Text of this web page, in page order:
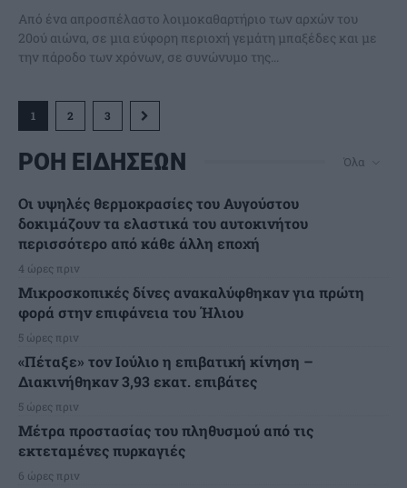
Από ένα απροσπέλαστο λοιμοκαθαρτήριο των αρχών του
20ού αιώνα, σε μια εύφορη περιοχή γεμάτη μπαξέδες και με
την πάροδο των χρόνων, σε συνώνυμο της...
1 2 3
ΡΟΗ ΕΙΔΗΣΕΩΝ Όλα
Οι υψηλές θερμοκρασίες του Αυγούστου
δοκιμάζουν τα ελαστικά του αυτοκινήτου
περισσότερο από κάθε άλλη εποχή
4 ώρες πριν
Μικροσκοπικές δίνες ανακαλύφθηκαν για πρώτη
φορά στην επιφάνεια του Ήλιου
5 ώρες πριν
«Πέταξε» τον Ιούλιο η επιβατική κίνηση –
Διακινήθηκαν 3,93 εκατ. επιβάτες
5 ώρες πριν
Μέτρα προστασίας του πληθυσμού από τις
εκτεταμένες πυρκαγιές
6 ώρες πριν